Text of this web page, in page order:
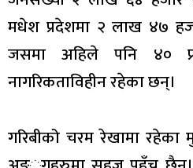
मधेश प्रदेशमा २ लाख ४७
जसमा अहिले पनि ४०
नागरिकताविहीन रहेका छन्।
गरिबीको चरम रेखामा